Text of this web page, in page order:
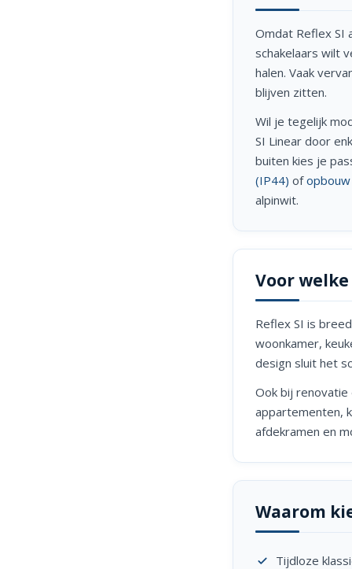
Omdat Reflex SI
schakelaars wilt
halen. Vaak
blijven zitten.
Wil je tegelijk
SI Linear door
buiten kies je
(IP44) of
alpinwit.
Voor
Reflex SI is
woonkamer,
design sluit het
Ook bij renovatie
appartementen,
afdekramen en
Waarom
Tijdloze